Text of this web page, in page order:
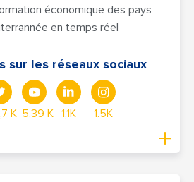
économique des pays
en temps réel
sur les réseaux sociaux
K 5.39 K 1,1K 1.5K